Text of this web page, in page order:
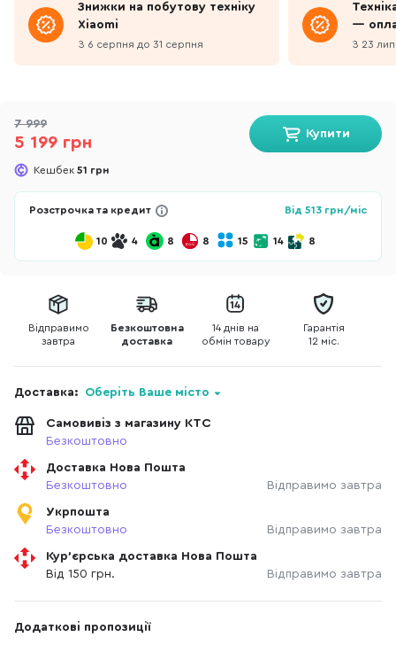
Знижки на побутову техніку
Xiaomi
З 6 серпня до 31 серпня
—
З 23
7 999
5 199 грн
Кешбек 51 грн
Купити
Розстрочка та кредит Від 513 грн/міс
10 4 8 8 15 14 8
Відправимо
завтра
Безкоштовна
доставка
14 днів на
обмін товару
Гарантія
12 міс.
Доставка: Оберіть Ваше місто
Самовивіз з магазину КТС
Безкоштовно
Доставка Нова Пошта
Безкоштовно
Відправимо завтра
Укрпошта
Безкоштовно
Відправимо завтра
Кур'єрська доставка Нова Пошта
Від 150 грн.
Відправимо завтра
Додаткові пропозиції